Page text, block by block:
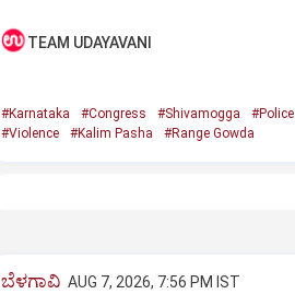
TEAM UDAYAVANI
#Karnataka #Congress #Shivamogga #Police
#Violence
#Kalim Pasha #Range Gowda
ಬೆಳಗಾವಿ AUG 7, 2026, 7:56 PM IST